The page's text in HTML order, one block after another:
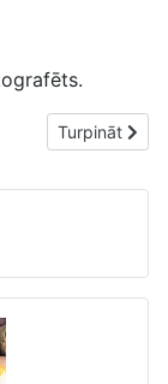
RPLB-IC
Nākamais
Turpināt